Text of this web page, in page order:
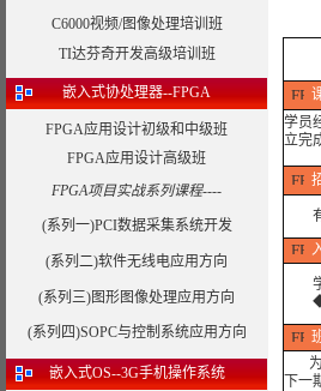
C6000视频/图像处理培训班
TI达芬奇开发高级培训班
嵌入式协处理器--FPGA
FPGA应用设计初级和中级班
FPGA应用设计高级班
FPGA项目实战系列课程----
(系列一)PCI数据采集系统开发
(系列二)软件无线电应用方向
(系列三)图形图像处理应用方向
(系列四)SOPC与控制系统应用方向
嵌入式OS--3G手机操作系统
学员
立完
学
◆电
为
下一